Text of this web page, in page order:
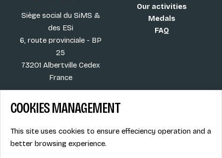
Siège social du SiMS &
des ESi
6, route provinciale - BP
25
73201 Albertville Cedex
France
Our activities
Medals
FAQ
More
Job offers
Legal info
COOKIES MANAGEMENT
This site uses cookies to ensure effeciency operation and a
better browsing experience.